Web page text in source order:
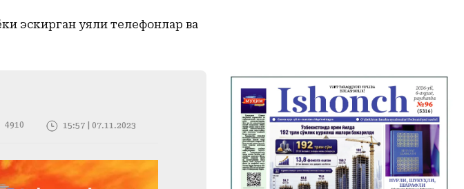
эскирган уяли телефонлар ва
4910 15:57 | 07.11.2023